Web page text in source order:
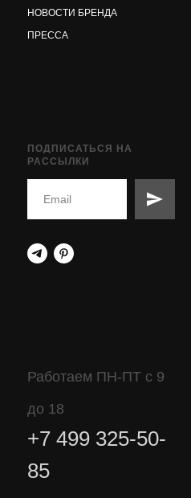
НОВОСТИ БРЕНДА
ПРЕССА
ПОДПИСАТЬСЯ НА
РАССЫЛКИ
Работаем ПН-ПТ с 9
до 18
+7 499 325-50-
85